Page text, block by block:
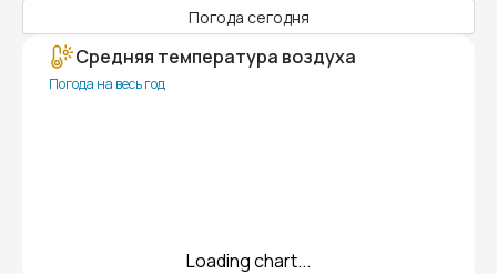
Погода сегодня
Средняя температура воздуха
Погода на весь год
Loading chart...